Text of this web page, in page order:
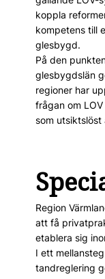
koppla
kompetens till
glesbygd.
På den
glesbygdslän
regioner har
frågan om
som
Region
att få
etablera sig
I ett
tandreglering